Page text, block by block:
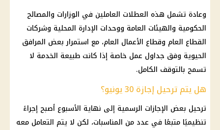
وعادة تشمل هذه العطلات العاملين في الوزارات والمصالح
الحكومية والهيئات العامة ووحدات الإدارة المحلية وشركات
القطاع العام وقطاع الأعمال العام، مع استمرار بعض المرافق
الحيوية وفق جداول عمل خاصة إذا كانت طبيعة الخدمة لا
تسمح بالتوقف الكامل.
هل يتم ترحيل إجازة 30 يونيو؟
ترحيل بعض الإجازات الرسمية إلى نهاية الأسبوع أصبح إجراءً
تنظيميًا متبعًا في عدد من المناسبات، لكن لا يتم التعامل معه